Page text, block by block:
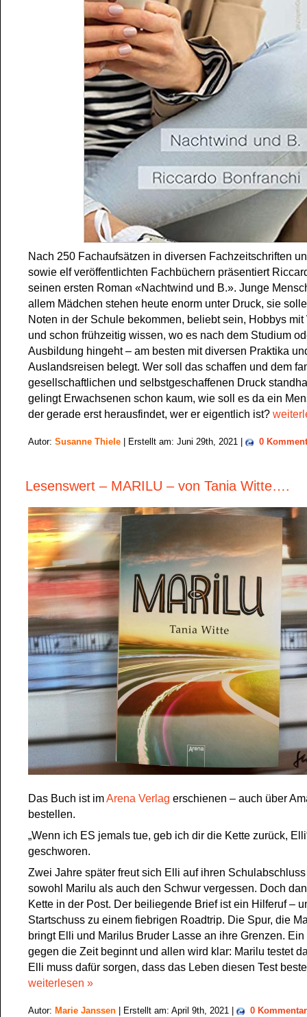
Nach 250 Fachaufsätzen in diversen Fachzeitschriften
sowie elf veröffentlichten Fachbüchern präsentiert
seinen ersten Roman «Nachtwind und B.». Junge
allem Mädchen stehen heute enorm unter Druck, sie
Noten in der Schule bekommen, beliebt sein, Hobbys mit
und schon frühzeitig wissen, wo es nach dem Studium
Ausbildung hingeht – am besten mit diversen Praktika
Auslandsreisen belegt. Wer soll das schaffen und dem
gesellschaftlichen und selbstgeschaffenen Druck
gelingt Erwachsenen schon kaum, wie soll es da ein
der gerade erst herausfindet, wer er eigentlich ist?
Autor: Susanne Thiele | Erstellt am: Juni 29th, 2021 | 0
Lesenswert – MARILU – von Tania Witte….
Das Buch ist imArena Verlag erschienen – auch über
bestellen.
„Wenn ich ES jemals tue, geb ich dir die Kette zurück,
geschworen.
Zwei Jahre später freut sich Elli auf ihren
sowohl Marilu als auch den Schwur vergessen. Doch
Kette in der Post. Der beiliegende Brief ist ein Hilferuf –
Startschuss zu einem fiebrigen Roadtrip. Die Spur, die
bringt Elli und Marilus Bruder Lasse an ihre Grenzen. Ein
gegen die Zeit beginnt und allen wird klar: Marilu testet
Elli muss dafür sorgen, dass das Leben diesen Test
weiterlesen »
Autor: Marie Janssen | Erstellt am: April 9th, 2021 | 0